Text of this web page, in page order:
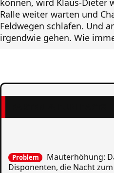
können, wird Klaus-Dieter
Ralle weiter warten und
Feldwegen schlafen. Und
irgendwie gehen. Wie
Problem
Mauterhöhung:
Disponenten, die Nacht